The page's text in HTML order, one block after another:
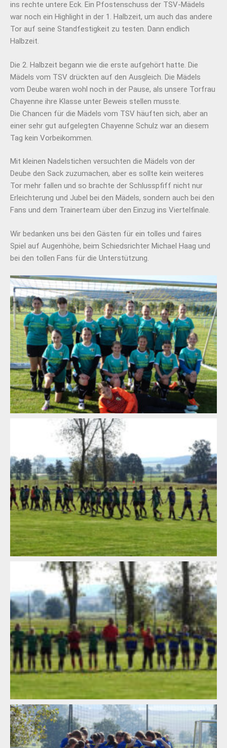
ins rechte untere Eck. Ein Pfostenschuss der TSV-Mädels
war noch ein Highlight in der 1. Halbzeit, um auch das andere
Tor auf seine Standfestigkeit zu testen. Dann endlich
Halbzeit.
Die 2. Halbzeit begann wie die erste aufgehört hatte. Die
Mädels vom TSV drückten auf den Ausgleich. Die Mädels
vom Deube waren wohl noch in der Pause, als unsere Torfrau
Chayenne ihre Klasse unter Beweis stellen musste.
Die Chancen für die Mädels vom TSV häuften sich, aber an
einer sehr gut aufgelegten Chayenne Schulz war an diesem
Tag kein Vorbeikommen.
Mit kleinen Nadelstichen versuchten die Mädels von der
Deube den Sack zuzumachen, aber es sollte kein weiteres
Tor mehr fallen und so brachte der Schlusspfiff nicht nur
Erleichterung und Jubel bei den Mädels, sondern auch bei den
Fans und dem Trainerteam über den Einzug ins Viertelfinale.
Wir bedanken uns bei den Gästen für ein tolles und faires
Spiel auf Augenhöhe, beim Schiedsrichter Michael Haag und
bei den tollen Fans für die Unterstützung.